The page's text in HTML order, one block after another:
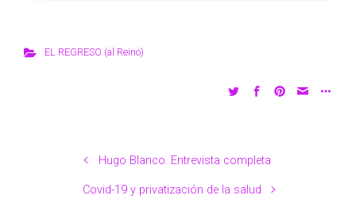
EL REGRESO (al Reino)
Hugo Blanco. Entrevista completa
Covid-19 y privatización de la salud